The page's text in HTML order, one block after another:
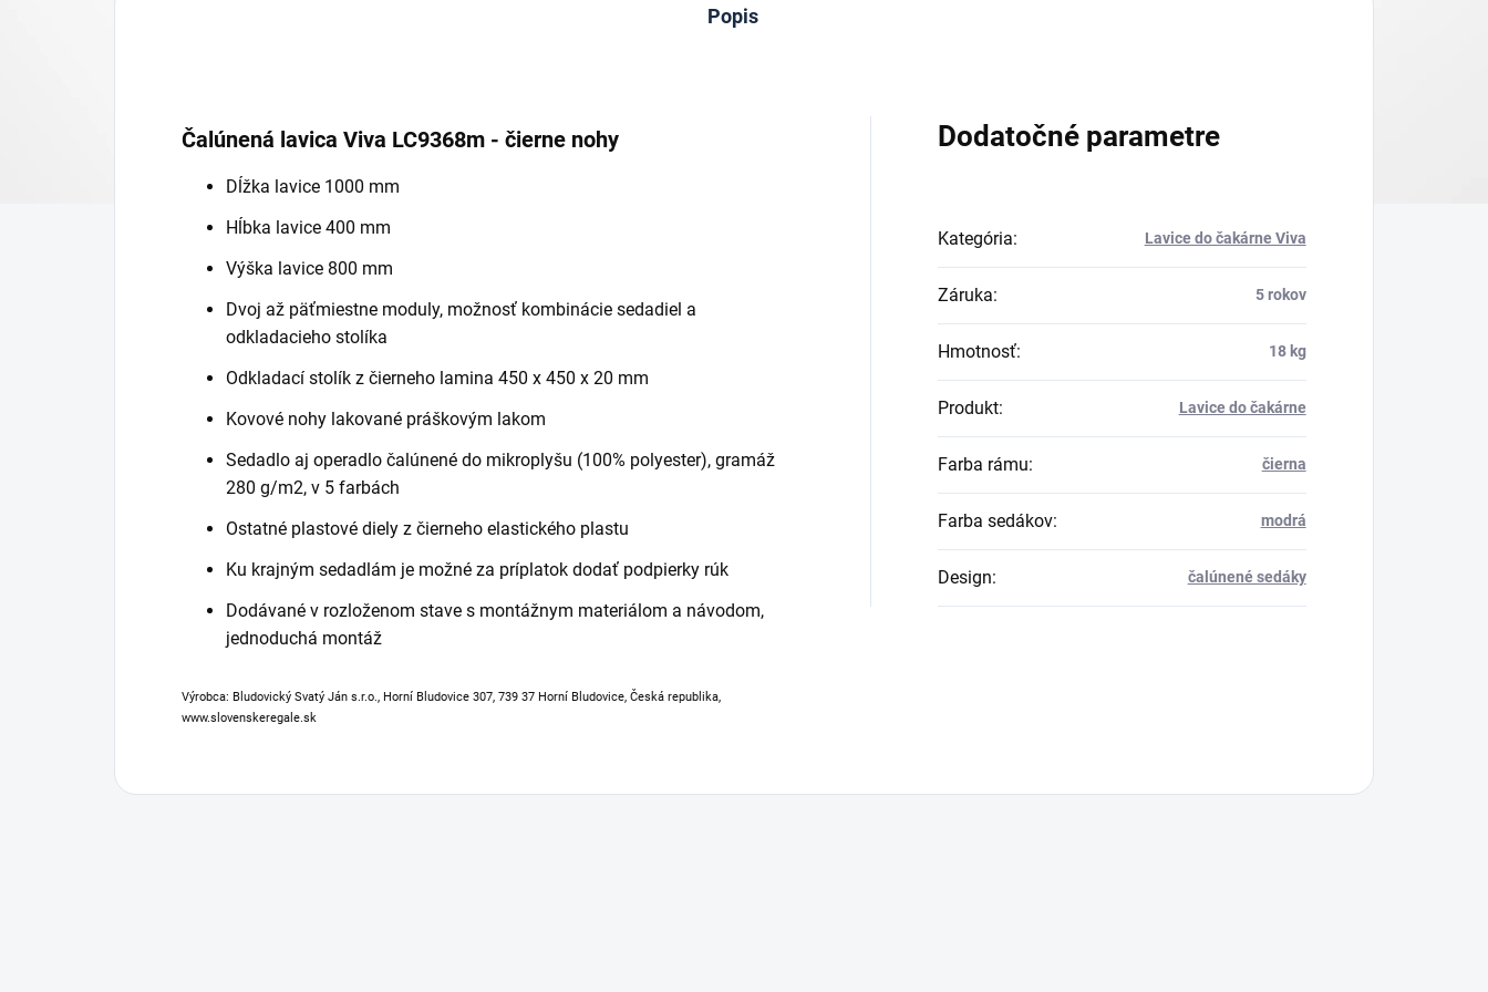
Popis
Čalúnená lavica Viva LC9368m - čierne nohy
Dĺžka lavice 1000 mm
Hĺbka lavice 400 mm
Výška lavice 800 mm
Dvoj až päťmiestne moduly, možnosť kombinácie sedadiel a
odkladacieho stolíka
Odkladací stolík z čierneho lamina 450 x 450 x 20 mm
Kovové nohy lakované práškovým lakom
Sedadlo aj operadlo čalúnené do mikroplyšu (100% polyester), gramáž
280 g/m2, v 5 farbách
Ostatné plastové diely z čierneho elastického plastu
Ku krajným sedadlám je možné za príplatok dodať podpierky rúk
Dodávané v rozloženom stave s montážnym materiálom a návodom,
jednoduchá montáž
Výrobca: Bludovický Svatý Ján s.r.o., Horní Bludovice 307, 739 37 Horní Bludovice, Česká republika,
www.slovenskeregale.sk
Dodatočné parametre
Kategória: Lavice do čakárne Viva
Záruka: 5 rokov
Hmotnosť: 18 kg
Produkt: Lavice do čakárne
Farba rámu: čierna
Farba sedákov: modrá
Design: čalúnené sedáky